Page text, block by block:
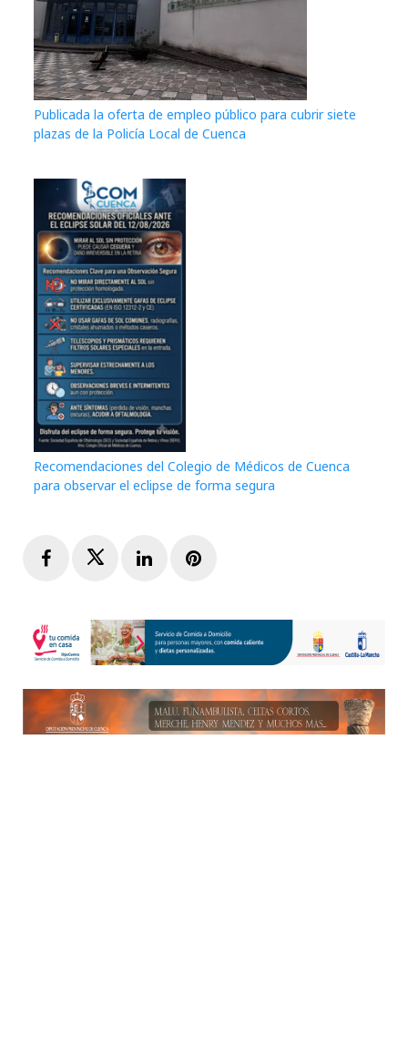
Publicada la oferta de empleo público para cubrir siete
plazas de la Policía Local de Cuenca
Recomendaciones del Colegio de Médicos de Cuenca
para observar el eclipse de forma segura
FacebookTwitterLinkedInPinterest